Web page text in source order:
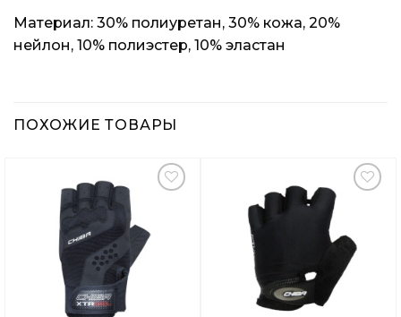
Материал: 30% полиуретан, 30% кожа, 20%
нейлон, 10% полиэстер, 10% эластан
ПОХОЖИЕ ТОВАРЫ
Добавить
Вишлист
Добавить
Вишлист